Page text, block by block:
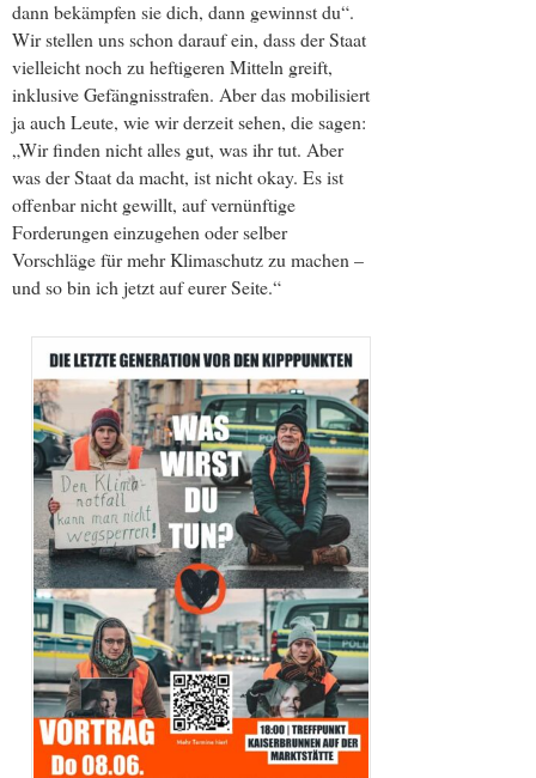
dann bekämpfen sie dich, dann gewinnst du“.
Wir stellen uns schon darauf ein, dass der Staat
vielleicht noch zu heftigeren Mitteln greift,
inklusive Gefängnisstrafen. Aber das mobilisiert
ja auch Leute, wie wir derzeit sehen, die sagen:
„Wir finden nicht alles gut, was ihr tut. Aber
was der Staat da macht, ist nicht okay. Es ist
offenbar nicht gewillt, auf vernünftige
Forderungen einzugehen oder selber
Vorschläge für mehr Klimaschutz zu machen –
und so bin ich jetzt auf eurer Seite.“